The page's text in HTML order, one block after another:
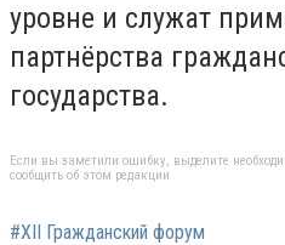
уровне и служат
партнёрства
государства.
Если вы заметили ошибку, выделите
сообщить об этом редакции
#XII Гражданский форум